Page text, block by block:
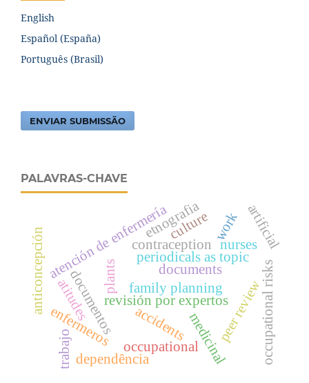
English
Español (España)
Português (Brasil)
ENVIAR SUBMISSÃO
PALAVRAS-CHAVE
documentos
periodicals as topic
revisión por expertos
atención de enfermería
family planning
contraception
anticoncepción peer review
documents
nurses
enfermeros accidents
occupational occupational risks
etnografia
atitudes
dependência
culture
plants
medicinal
artificial
work
trabajo